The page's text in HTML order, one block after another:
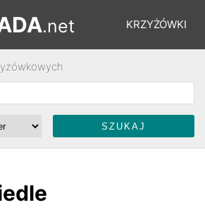
KRZYŻÓWKI
ŁAMIGŁÓWKI
.net